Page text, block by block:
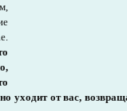
уходит от вас,